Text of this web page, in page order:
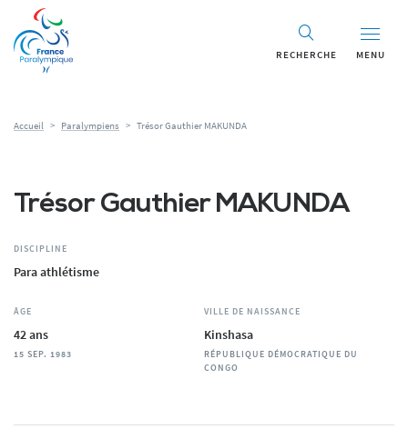
RECHERCHE MENU
Accueil > Paralympiens > Trésor Gauthier MAKUNDA
Trésor Gauthier MAKUNDA
DISCIPLINE
Para athlétisme
ÂGE
42 ans
15 SEP. 1983
VILLE DE NAISSANCE
Kinshasa
RÉPUBLIQUE DÉMOCRATIQUE DU
CONGO
Panneau de gestion des cookies